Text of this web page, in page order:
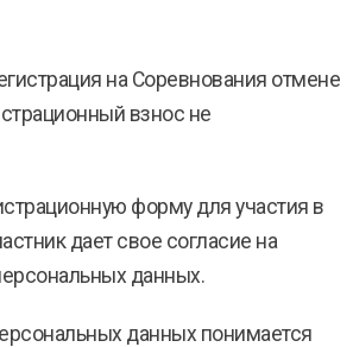
на Соревнования отмене
взнос не
форму для участия в
дает свое согласие на
данных.
данных понимается